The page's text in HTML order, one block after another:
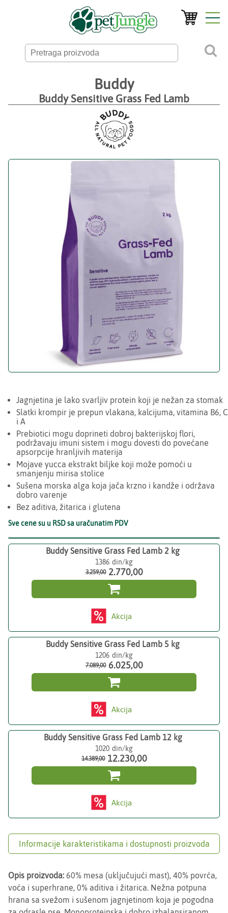
Buddy
Buddy Sensitive Grass Fed Lamb
Jagnjetina je lako svarljiv protein koji je nežan za stomak
Slatki krompir je prepun vlakana, kalcijuma, vitamina B6, C
i A
Prebiotici mogu doprineti dobroj bakterijskoj flori,
podržavaju imuni sistem i mogu dovesti do povećane
apsorpcije hranljivih materija
Mojave yucca ekstrakt biljke koji može pomoći u
smanjenju mirisa stolice
Sušena morska alga koja jača krzno i kandže i održava
dobro varenje
Bez aditiva, žitarica i glutena
Sve cene su u RSD sa uračunatim PDV
Buddy Sensitive Grass Fed Lamb 2 kg
1386
3.259,00 2.770,00

Akcija
Buddy Sensitive Grass Fed Lamb 5 kg
1206
7.089,00 6.025,00

Akcija
Buddy Sensitive Grass Fed Lamb 12 kg
1020
14.389,00 12.230,00

Akcija
Informacije karakteristikama i dostupnosti proizvoda
Opis proizvoda: 60% mesa (uključujući mast), 40% povrća,
voća i superhrane, 0% aditiva i žitarica. Nežna potpuna
hrana sa svežom i sušenom jagnjetinom koja je pogodna